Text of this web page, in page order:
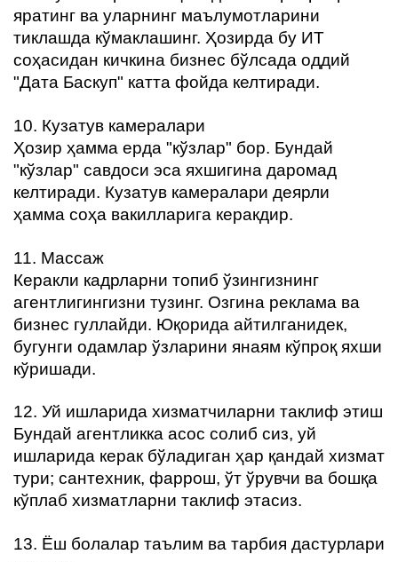
яратинг ва уларнинг маълумотларини
тиклашда кўмаклашинг. Ҳозирда бу ИТ
соҳасидан кичкина бизнес бўлсада оддий
"Дата Баcкуп" катта фойда келтиради.
10. Кузатув камералари
Ҳозир ҳамма ерда "кўзлар" бор. Бундай
"кўзлар" савдоси эса яхшигина даромад
келтиради. Кузатув камералари деярли
ҳамма соҳа вакилларига керакдир.
11. Массаж
Керакли кадрларни топиб ўзингизнинг
агентлигингизни тузинг. Озгина реклама ва
бизнес гуллайди. Юқорида айтилганидек,
бугунги одамлар ўзларини янаям кўпроқ яхши
кўришади.
12. Уй ишларида хизматчиларни таклиф этиш
Бундай агентликка асос солиб сиз, уй
ишларида керак бўладиган ҳар қандай хизмат
тури; сантехник, фаррош, ўт ўрувчи ва бошқа
кўплаб хизматларни таклиф этасиз.
13. Ёш болалар таълим ва тарбия дастурлари